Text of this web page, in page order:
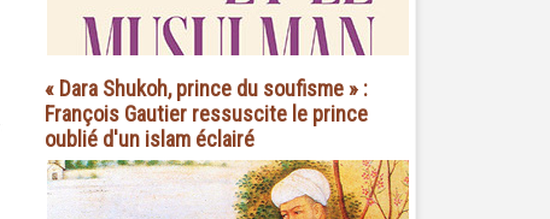
« Dara Shukoh, prince du soufisme » :
François Gautier ressuscite le prince
oublié d'un islam éclairé